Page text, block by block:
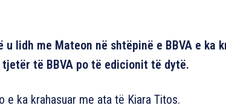
u lidh me Mateon në shtëpinë e BBVA e ka
të BBVA po të edicionit të dytë.
e ka krahasuar me ata të Kiara Titos.